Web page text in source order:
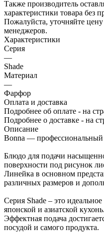
Также производитель
характеристики товара без
Пожалуйста, уточняйте
менеджеров.
Характеристики
Серия
—
Shade
Материал
—
Фарфор
Оплата и доставка
Подробнее об оплате - на
Подробнее о доставке - на
Описание
Bonna —
Блюдо для подачи
поверхности под рисунок
Линейка в основном
различных размеров и
Серия Shade – это
японской и азиатской кухонь.
Эффектная подача
посудой и самого продукта.